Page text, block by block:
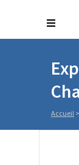
Accueil >